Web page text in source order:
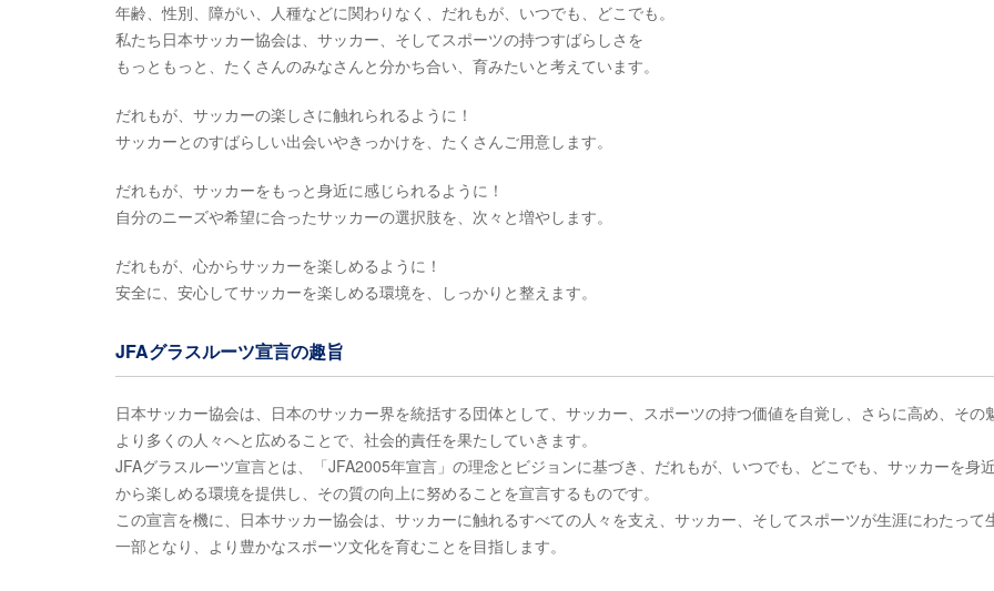
年齢、性別、障がい、人種などに関わりなく、だれもが、いつでも、どこでも。
私たち日本サッカー協会は、サッカー、そしてスポーツの持つすばらしさを
もっともっと、たくさんのみなさんと分かち合い、育みたいと考えています。
だれもが、サッカーの楽しさに触れられるように！
サッカーとのすばらしい出会いやきっかけを、たくさんご用意します。
だれもが、サッカーをもっと身近に感じられるように！
自分のニーズや希望に合ったサッカーの選択肢を、次々と増やします。
だれもが、心からサッカーを楽しめるように！
安全に、安心してサッカーを楽しめる環境を、しっかりと整えます。
JFAグラスルーツ宣言の趣旨
日本サッカー協会は、日本のサッカー界を統括する団体として、サッカー、スポーツの持つ価値を自覚し、さらに高め、その
より多くの人々へと広めることで、社会的責任を果たしていきます。
JFAグラスルーツ宣言とは、「JFA2005年宣言」の理念とビジョンに基づき、だれもが、いつでも、どこでも、サッカーを身
から楽しめる環境を提供し、その質の向上に努めることを宣言するものです。
この宣言を機に、日本サッカー協会は、サッカーに触れるすべての人々を支え、サッカー、そしてスポーツが生涯にわたって
一部となり、より豊かなスポーツ文化を育むことを目指します。